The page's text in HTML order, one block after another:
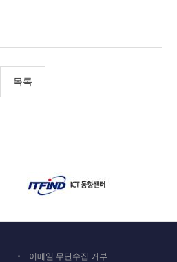
목록
이메일 무단수집 거부